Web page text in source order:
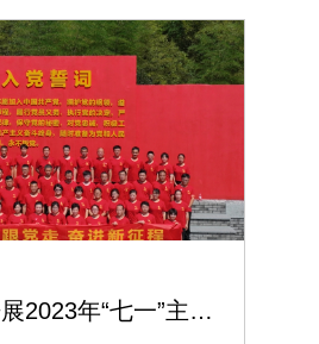
双林党委开展2023年“七一”主题党日活动